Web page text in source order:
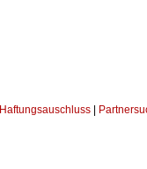
Haftungsauschluss